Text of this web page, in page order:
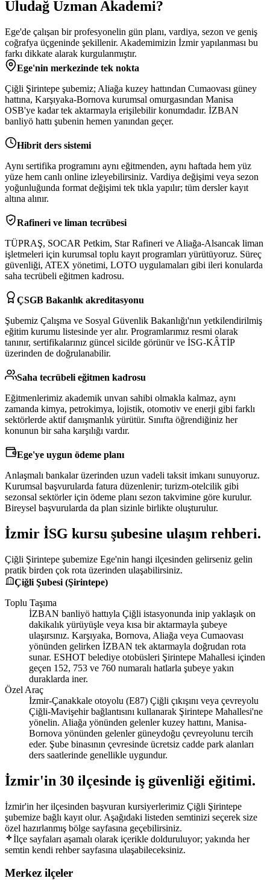
Uludağ Uzman Akademi?
Ege'de çalışan bir profesyonelin gün planı, vardiya, sezon ve geniş
coğrafya üçgeninde şekillenir. Akademimizin İzmir yapılanması bu
farkı dikkate alarak kurgulanmıştır.
Ege'nin merkezinde tek nokta
Çiğli Şirintepe şubemiz; Aliağa kuzey hattından Cumaovası güney
hattına, Karşıyaka-Bornova kurumsal omurgasından Manisa
OSB'ye kadar tek aktarmayla erişilebilir konumdadır. İZBAN
banliyö hattı şubenin hemen yanından geçer.
Hibrit ders sistemi
Aynı sertifika programını aynı eğitmenden, aynı haftada hem yüz
yüze hem canlı online izleyebilirsiniz. Vardiya değişimi veya sezon
yoğunluğunda format değişimi tek tıkla yapılır; tüm dersler kayıt
altına alınır.
Rafineri ve liman tecrübesi
TÜPRAŞ, SOCAR Petkim, Star Rafineri ve Aliağa-Alsancak liman
işletmeleri için kurumsal toplu kayıt programları yürütüyoruz. Süreç
güvenliği, ATEX yönetimi, LOTO uygulamaları gibi ileri konularda
saha tecrübeli eğitmen kadrosu.
ÇSGB Bakanlık akreditasyonu
Şubemiz Çalışma ve Sosyal Güvenlik Bakanlığı'nın yetkilendirilmiş
eğitim kurumu listesinde yer alır. Programlarımız resmi olarak
tanınır, sertifikalarınız güncel sicilde görünür ve İSG-KÂTİP
üzerinden de doğrulanabilir.
Saha tecrübeli eğitmen kadrosu
Eğitmenlerimiz akademik unvan sahibi olmakla kalmaz, aynı
zamanda kimya, petrokimya, lojistik, otomotiv ve enerji gibi farklı
sektörlerde aktif danışmanlık yürütür. Sınıfta öğrendiğiniz her
konunun bir saha karşılığı vardır.
Ege'ye uygun ödeme planı
Anlaşmalı bankalar üzerinden uzun vadeli taksit imkanı sunuyoruz.
Kurumsal başvurularda fatura düzenlenir; turizm-otelcilik gibi
sezonsal sektörler için ödeme planı sezon takvimine göre kurulur.
Bireysel başvurularda da plan sizinle birlikte oluşturulur.
İzmir İSG kursu şubesine ulaşım rehberi.
Çiğli Şirintepe şubemize Ege'nin hangi ilçesinden gelirseniz gelin
pratik birden çok rota üzerinden ulaşabilirsiniz.
Çiğli Şubesi (Şirintepe)
Toplu Taşıma
İZBAN banliyö hattıyla Çiğli istasyonunda inip yaklaşık on
dakikalık yürüyüşle veya kısa bir aktarmayla şubeye
ulaşırsınız. Karşıyaka, Bornova, Aliağa veya Cumaovası
yönünden gelirken İZBAN tek aktarmayla doğrudan rota
sunar. ESHOT belediye otobüsleri Şirintepe Mahallesi içinden
geçen 152, 753 ve 760 numaralı hatlarla şubeye yakın
duraklarda iner.
Özel Araç
İzmir-Çanakkale otoyolu (E87) Çiğli çıkışını veya çevreyolu
Çiğli-Mavişehir bağlantısını kullanarak Şirintepe Mahallesi'ne
yönelin. Aliağa yönünden gelenler kuzey hattını, Manisa-
Bornova yönünden gelenler güneydoğu çevreyolunu tercih
eder. Şube binasının çevresinde ücretsiz cadde park alanları
ders saatlerinde genellikle uygundur.
İzmir'in 30 ilçesinde iş güvenliği eğitimi.
İzmir'in her ilçesinden başvuran kursiyerlerimiz Çiğli Şirintepe
şubemize bağlı kayıt olur. Aşağıdaki listeden semtinizi seçerek size
özel hazırlanmış bölge sayfasına geçebilirsiniz.
İlçe sayfaları aşamalı olarak içerikle dolduruluyor; yakında her
semtin kendi rehber sayfasına ulaşabileceksiniz.
Merkez ilçeler